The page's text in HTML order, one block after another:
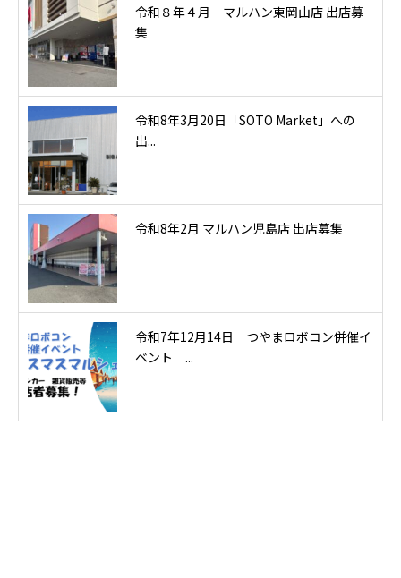
令和８年４月 マルハン東岡山店 出店募
集
令和8年3月20日「SOTO Market」への
出...
令和8年2月 マルハン児島店 出店募集
令和7年12月14日 つやまロボコン併催イ
ベント ...